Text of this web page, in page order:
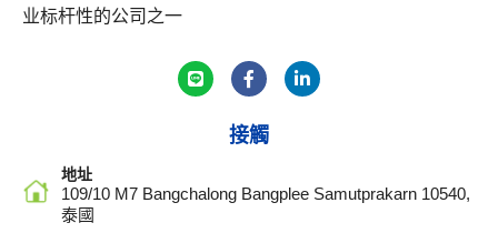
业标杆性的公司之一
接觸
地址
109/10 M7 Bangchalong Bangplee Samutprakarn 10540,
泰國